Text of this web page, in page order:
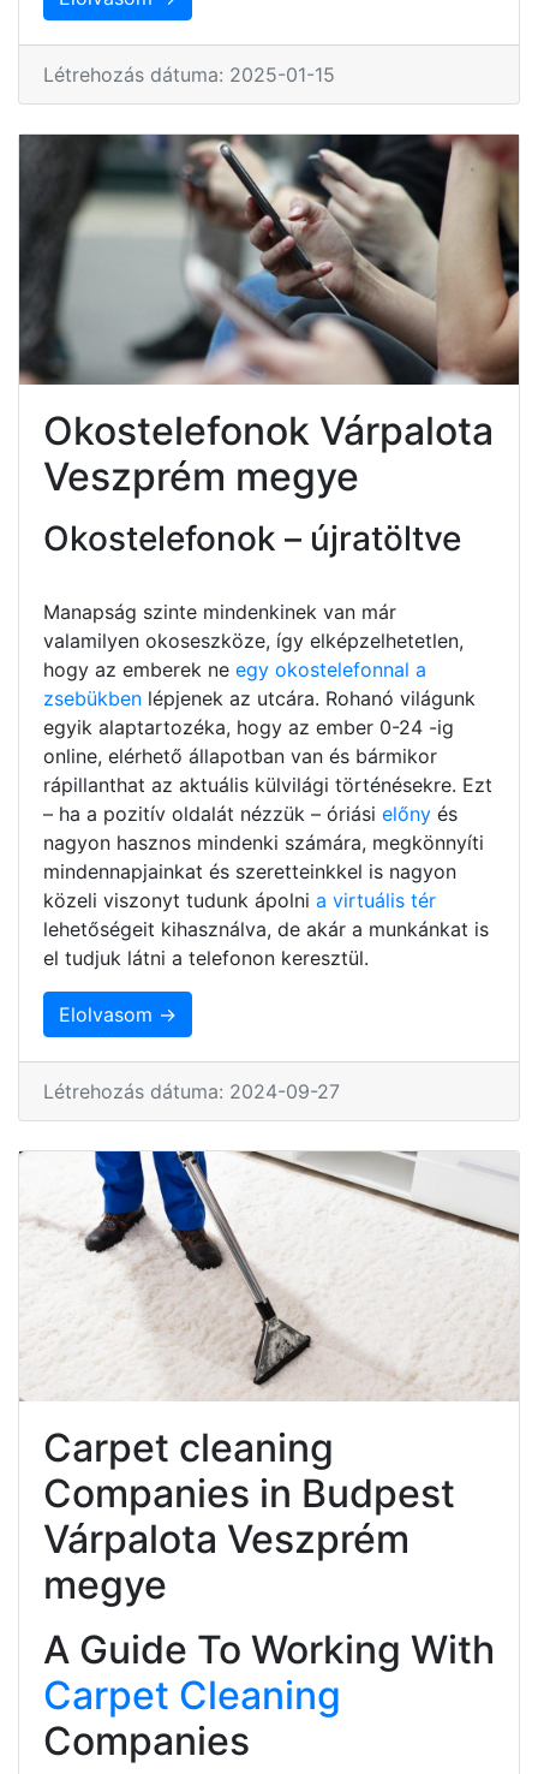
Létrehozás dátuma: 2025-01-15
Okostelefonok Várpalota
Veszprém megye
Okostelefonok – újratöltve
Manapság szinte mindenkinek van már
valamilyen okoseszköze, így elképzelhetetlen,
hogy az emberek ne egy okostelefonnal a
zsebükben lépjenek az utcára. Rohanó világunk
egyik alaptartozéka, hogy az ember 0-24 -ig
online, elérhető állapotban van és bármikor
rápillanthat az aktuális külvilági történésekre. Ezt
– ha a pozitív oldalát nézzük – óriási előny és
nagyon hasznos mindenki számára, megkönnyíti
mindennapjainkat és szeretteinkkel is nagyon
közeli viszonyt tudunk ápolni a virtuális tér
lehetőségeit kihasználva, de akár a munkánkat is
el tudjuk látni a telefonon keresztül.
Elolvasom →
Létrehozás dátuma: 2024-09-27
Carpet cleaning
Companies in Budpest
Várpalota Veszprém
megye
A Guide To Working With
Carpet Cleaning
Companies